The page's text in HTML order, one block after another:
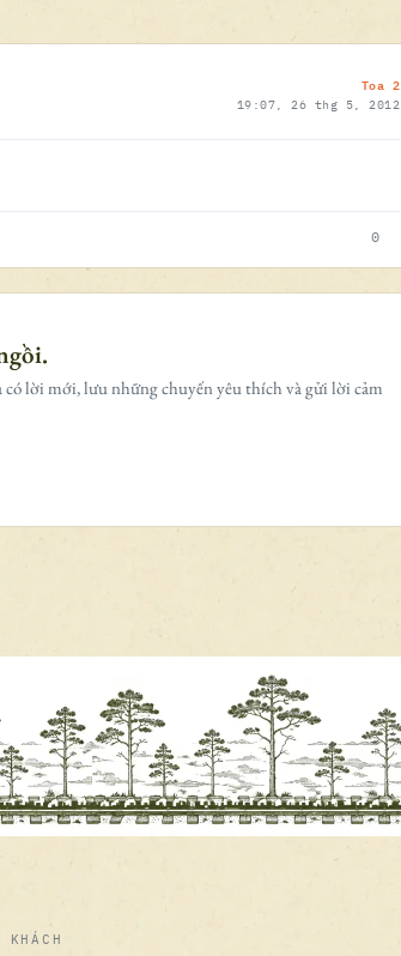
Toa 2
19:07, 26 thg 5, 2012
0
lời mới, lưu những chuyến yêu thích và gửi lời cảm